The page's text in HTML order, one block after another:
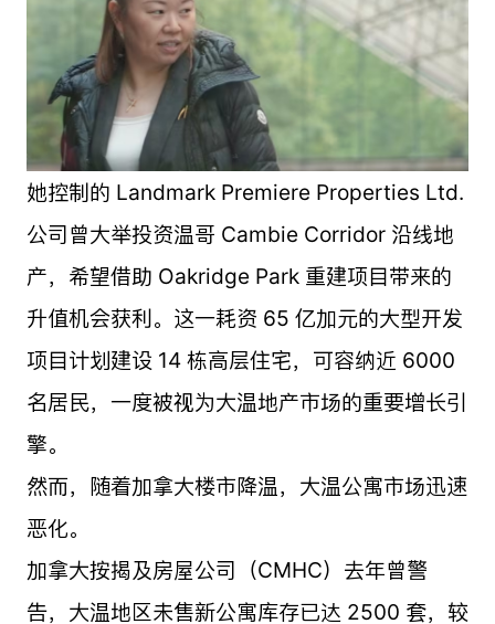
她控制的 Landmark Premiere Properties Ltd.
公司曾大举投资温哥 Cambie Corridor 沿线地
产，希望借助 Oakridge Park 重建项目带来的
升值机会获利。这一耗资 65 亿加元的大型开发
项目计划建设 14 栋高层住宅，可容纳近 6000
名居民，一度被视为大温地产市场的重要增长引
擎。
然而，随着加拿大楼市降温，大温公寓市场迅速
恶化。
加拿大按揭及房屋公司（CMHC）去年曾警
告，大温地区未售新公寓库存已达 2500 套，较